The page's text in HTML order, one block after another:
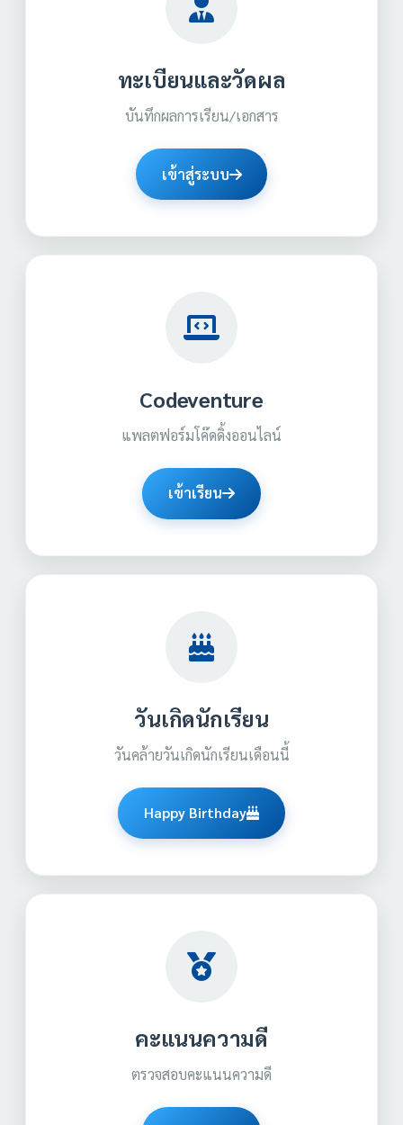
ทะเบียนและวัดผล
บันทึกผลการเรียน/เอกสาร
เข้าสู่ระบบ
Codeventure
แพลตฟอร์มโค๊ดดิ้งออนไลน์
เข้าเรียน
วันเกิดนักเรียน
วันคล้ายวันเกิดนักเรียนเดือนนี้
Happy Birthday
คะแนนความดี
ตรวจสอบคะแนนความดี